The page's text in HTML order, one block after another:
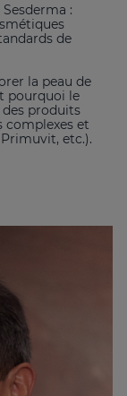
:
de
la peau de
pourquoi le
produits
complexes et
etc.).